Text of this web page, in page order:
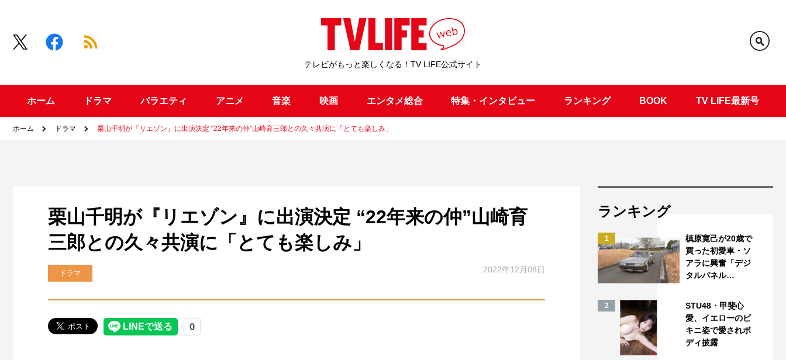
テレビがもっと楽しくなる！TV LIFE公式サイト
ホーム ドラマ バラエティ アニメ 音楽 映画 エンタメ総合 特集・インタビュー ランキング BOOK TV LIFE最新号
ホーム ドラマ 栗山千明が『リエゾン』に出演決定 “22年来の仲”山崎育三郎との久々共演に「とても楽しみ」
栗山千明が『リエゾン』に出演決定 “22年来の仲”山崎育
三郎との久々共演に「とても楽しみ」
ドラマ 2022年12月08日
ランキング
1
槙原寛己が20歳で
買った初愛車・ソ
アラに興奮「デジ
タルパネル…
2
STU48・甲斐心
愛、イエローのビ
キニ姿で愛されボ
ディ披露